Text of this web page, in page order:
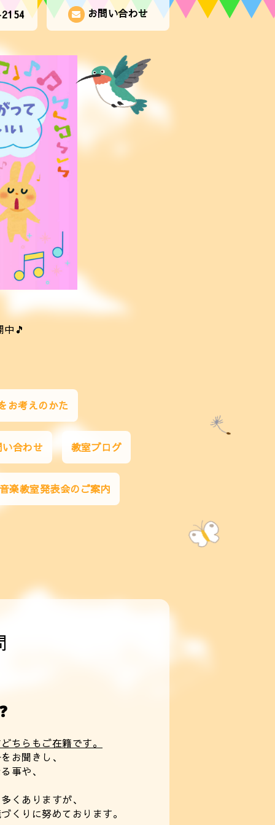
お問い合わせ
🎵
お考えのかた
合わせ 教室ブログ
楽教室発表会のご案内
ちらもご在籍です。
お聞きし、
事や、
くありますが、
くりに努めております。